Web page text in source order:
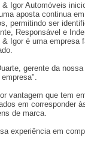
Igor Automóveis
aposta continua
permitindo ser
Responsável e
Igor é uma empresa
gerente da
vantagem que tem
em corresponder
de marca.
experiência em